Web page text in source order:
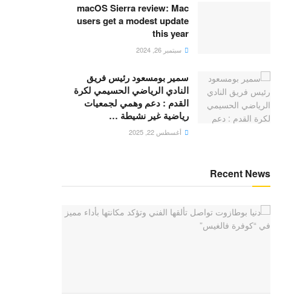
macOS Sierra review: Mac
users get a modest update
this year
سبتمبر 26, 2024
سمير بومسعود رئيس فريق
النادي الرياضي الحسيمي لكرة
القدم : دعم وهمي لجمعيات
رياضية غير نشيطة …
أغسطس 22, 2025
Recent News